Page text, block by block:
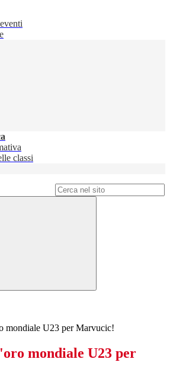
classi
mondiale U23 per Marvucic!
mondiale U23 per